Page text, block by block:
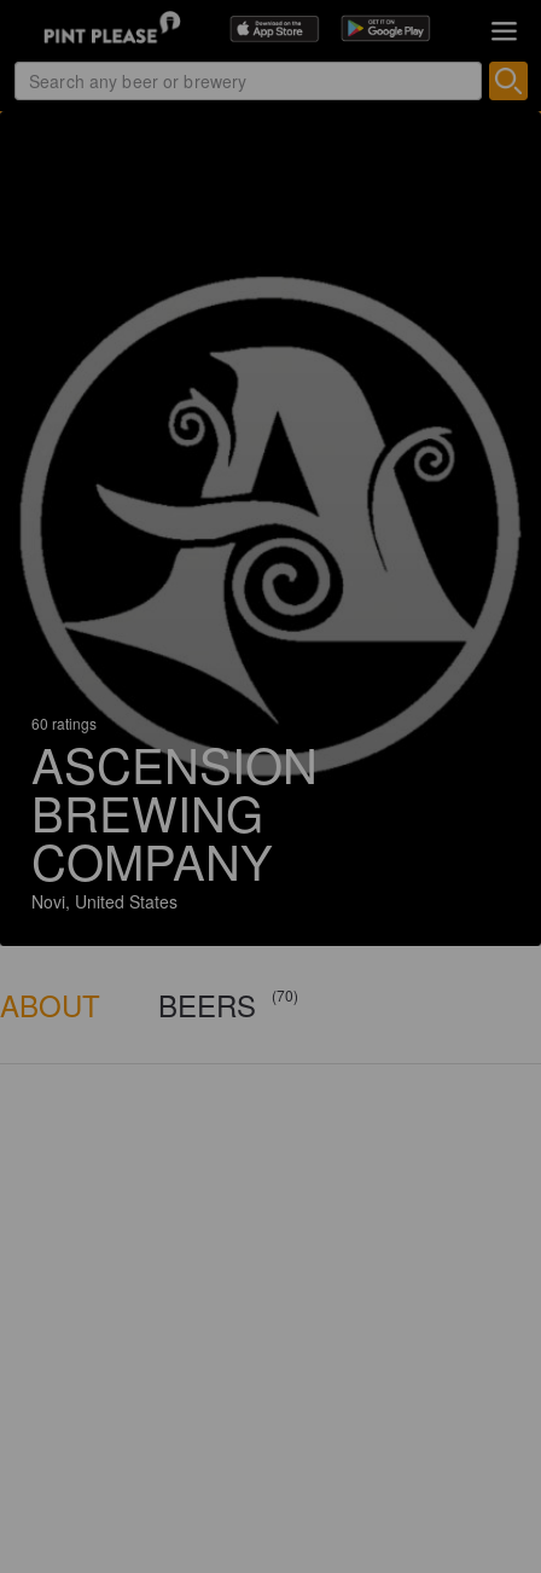
60 ratings
ASCENSION
BREWING
COMPANY
Novi, United States
ABOUT BEERS (70)